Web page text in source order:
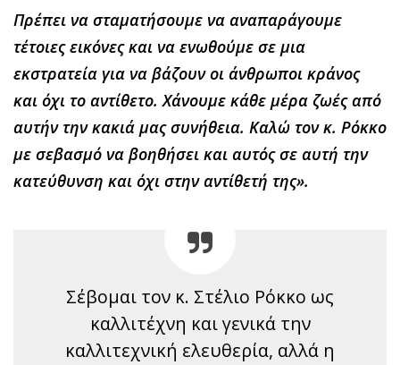
Πρέπει να σταματήσουμε να αναπαράγουμε
τέτοιες εικόνες και να ενωθούμε σε μια
εκστρατεία για να βάζουν οι άνθρωποι κράνος
και όχι το αντίθετο. Χάνουμε κάθε μέρα ζωές από
αυτήν την κακιά μας συνήθεια. Καλώ τον κ. Ρόκκο
με σεβασμό να βοηθήσει και αυτός σε αυτή την
κατεύθυνση και όχι στην αντίθετή της».
Σέβομαι τον κ. Στέλιο Ρόκκο ως
καλλιτέχνη και γενικά την
καλλιτεχνική ελευθερία, αλλά η